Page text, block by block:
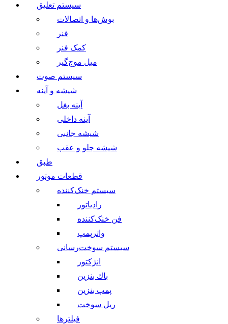
سیستم تعلیق
بوش‌ها و اتصالات
فنر
کمک فنر
میل موج‌گیر
سیستم صوت
شیشه و آینه
آینه بغل
آینه داخلی
شیشه جانبی
شیشه جلو و عقب
طبق
قطعات موتور
سیستم خنک‌کننده
رادیاتور
فن خنک‌کننده
واترپمپ
سیستم سوخت‌رسانی
انژکتور
باك بنزین
پمپ بنزین
ریل سوخت
فیلترها